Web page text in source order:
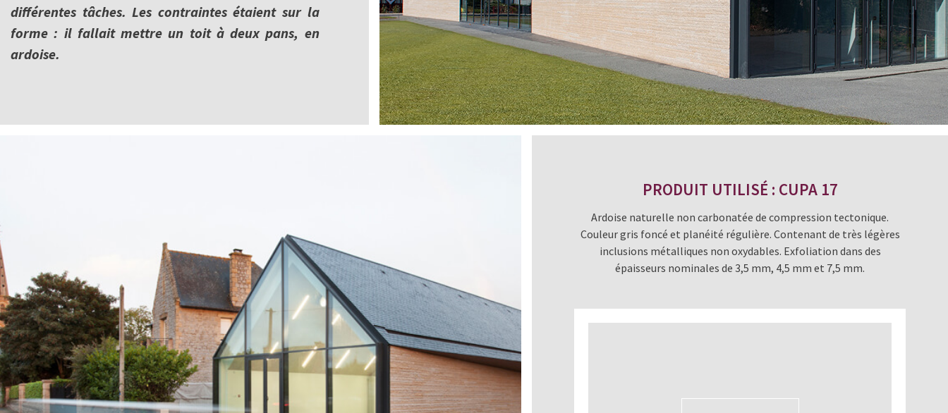
différentes tâches. Les contraintes étaient sur la
forme : il fallait mettre un toit à deux pans, en
ardoise.
PRODUIT UTILISÉ : CUPA 17
Ardoise naturelle non carbonatée de compression tectonique.
Couleur gris foncé et planéité régulière. Contenant de très légères
inclusions métalliques non oxydables. Exfoliation dans des
épaisseurs nominales de 3,5 mm, 4,5 mm et 7,5 mm.